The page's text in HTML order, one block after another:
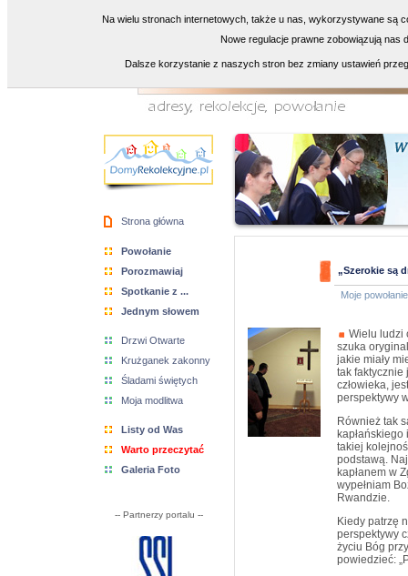
Strona główna
Powołanie
Porozmawiaj
Spotkanie z ...
Jednym słowem
Drzwi Otwarte
Krużganek zakonny
Śladami świętych
Moja modlitwa
Listy od Was
Warto przeczytać
Galeria Foto
-- Partnerzy portalu --
„Szerokie są
Moje powołanie
Wielu ludzi
szuka
jakie miały
tak faktycznie
człowieka,
perspektywy
Również tak
takiej
podstawą.
kapłanem w
wypełniam
Rwandzie.
Kiedy patrzę
perspektywy
życiu Bóg
powiedzieć:
Na wielu stronach internetowych, także u nas, wykorzystywane są
Nowe regulacje prawne zobowiązują nas
Dalsze korzystanie z naszych stron bez zmiany ustawień